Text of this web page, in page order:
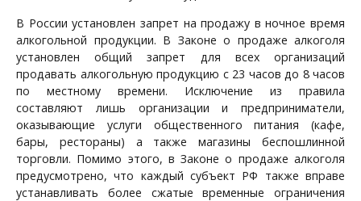
В России установлен запрет на продажу в ночное время
алкогольной продукции. В Законе о продаже алкоголя
установлен общий запрет для всех организаций
продавать алкогольную продукцию с 23 часов до 8 часов
по местному времени. Исключение из правила
составляют лишь организации и предприниматели,
оказывающие услуги общественного питания (кафе,
бары, рестораны) а также магазины беспошлинной
торговли. Помимо этого, в Законе о продаже алкоголя
предусмотрено, что каждый субъект РФ также вправе
устанавливать более сжатые временные ограничения